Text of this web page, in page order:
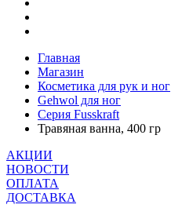
Главная
Магазин
Косметика для рук и ног
Gehwol для ног
Серия Fusskraft
Травяная ванна, 400 гр
АКЦИИ
НОВОСТИ
ОПЛАТА
ДОСТАВКА